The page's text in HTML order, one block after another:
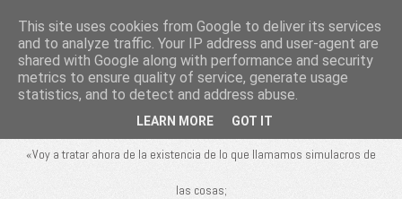
De rerum
natura
«Voy a tratar ahora de la existencia de lo que llamamos simulacros de
las cosas;
This site uses cookies from Google to deliver its services
and to analyze traffic. Your IP address and user-agent are
shared with Google along with performance and security
metrics to ensure quality of service, generate usage
statistics, and to detect and address abuse.
LEARN MORE GOT IT